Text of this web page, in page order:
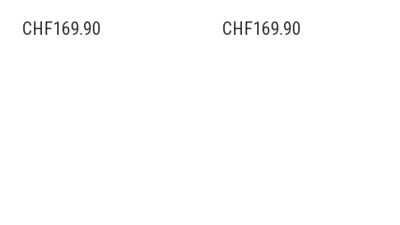
CHF169.90
CHF169.90